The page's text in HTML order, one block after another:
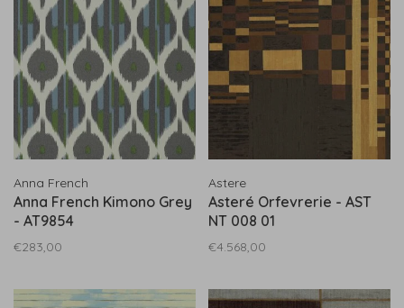
Anna French
Anna French Kimono Grey
- AT9854
€283,00
Astere
Asteré Orfevrerie - AST
NT 008 01
€4.568,00